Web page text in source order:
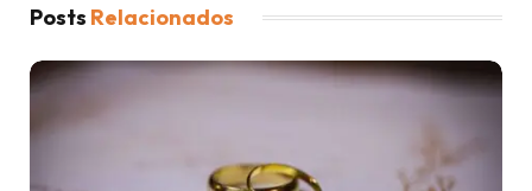
Posts Relacionados